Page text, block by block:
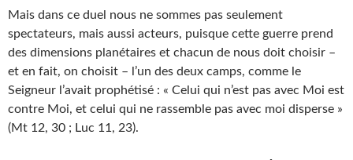
Mais dans ce duel nous ne sommes pas seulement
spectateurs, mais aussi acteurs, puisque cette guerre prend
des dimensions planétaires et chacun de nous doit choisir –
et en fait, on choisit – l’un des deux camps, comme le
Seigneur l’avait prophétisé : « Celui qui n’est pas avec Moi est
contre Moi, et celui qui ne rassemble pas avec moi disperse »
(Mt 12, 30 ; Luc 11, 23).